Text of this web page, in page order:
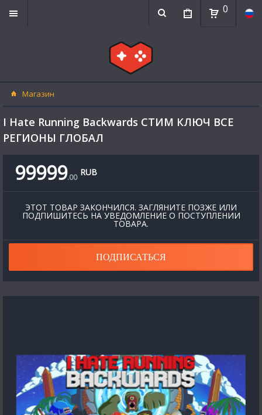
0
Магазин
I Hate Running Backwards СТИМ КЛЮЧ ВСЕ
РЕГИОНЫ ГЛОБАЛ
99999.00 RUB
ЭТОТ ТОВАР ЗАКОНЧИЛСЯ. ЗАГЛЯНИТЕ ПОЗЖЕ ИЛИ
ПОДПИШИТЕСЬ НА УВЕДОМЛЕНИЕ О ПОСТУПЛЕНИИ
ТОВАРА.
ПОДПИСАТЬСЯ